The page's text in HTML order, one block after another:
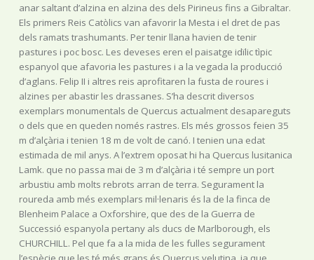
anar saltant d’alzina en alzina des dels Pirineus fins a Gibraltar.
Els primers Reis Catòlics van afavorir la Mesta i el dret de pas
dels ramats trashumants. Per tenir llana havien de tenir
pastures i poc bosc. Les deveses eren el paisatge idïlic tìpic
espanyol que afavoria les pastures i a la vegada la producció
d’aglans. Felip II i altres reis aprofitaren la fusta de roures i
alzines per abastir les drassanes. S’ha descrit diversos
exemplars monumentals de Quercus actualment desapareguts
o dels que en queden només rastres. Els més grossos feien 35
m d’alçària i tenien 18 m de volt de canó. I tenien una edat
estimada de mil anys. A l’extrem oposat hi ha Quercus lusitanica
Lamk. que no passa mai de 3 m d’alçària i té sempre un port
arbustiu amb molts rebrots arran de terra. Segurament la
roureda amb més exemplars mil·lenaris és la de la finca de
Blenheim Palace a Oxforshire, que des de la Guerra de
Successió espanyola pertany als ducs de Marlborough, els
CHURCHILL. Pel que fa a la mida de les fulles segurament